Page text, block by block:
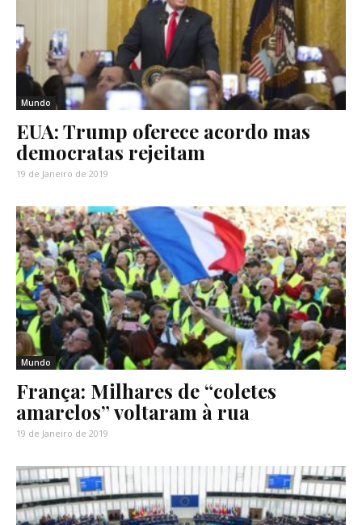
Mundo
EUA: Trump oferece acordo mas
democratas rejeitam
19 de Janeiro de 2019
Mundo
França: Milhares de “coletes
amarelos” voltaram à rua
19 de Janeiro de 2019